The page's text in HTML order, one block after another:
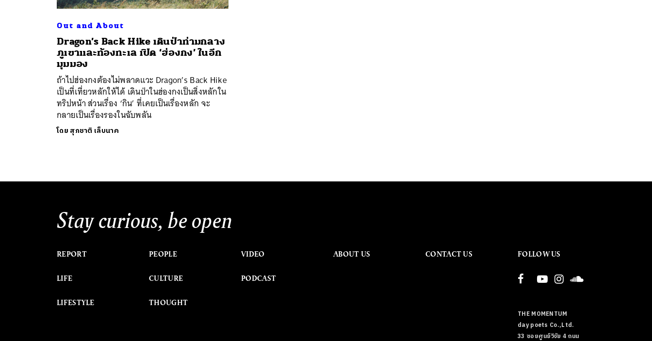
Out and About
Dragon’s Back Hike เดินป่าท่ามกลาง
ภูเขาและท้องทะเล เปิด ‘ฮ่องกง’ ในอีก
มุมมอง
ถ้าไปฮ่องกงต้องไม่พลาดแวะ Dragon’s Back Hike
เป็นที่เที่ยวหลักให้ได้ เดินป่าในฮ่องกงเป็นสิ่งหลักใน
ทริปหน้า ส่วนเรื่อง ‘กิน’ ที่เคยเป็นเรื่องหลัก จะ
กลายเป็นเรื่องรองในฉับพลัน
โดย สุภชาติ เล็บนาค
Stay curious, be open
REPORT
LIFE
LIFESTYLE
PEOPLE
CULTURE
THOUGHT
VIDEO
PODCAST
ABOUT US CONTACT US FOLLOW US
THE MOMENTUM
day poets Co.,Ltd.
33 ซอยศูนย์วิจัย 4 ถนน
ค้นหา